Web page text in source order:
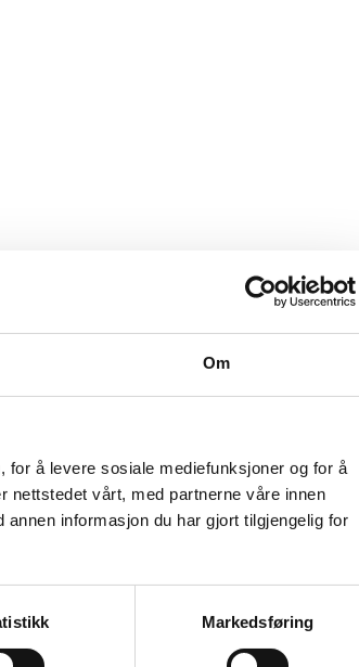
Om
for å levere sosiale mediefunksjoner og for å
nettstedet vårt, med partnerne våre innen
informasjon du har gjort tilgjengelig for
Markedsføring